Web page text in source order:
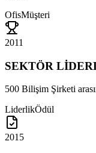
OfisMüşteri
2011
SEKTÖR
500 Bilişim Şirketi
LiderlikÖdül
2015